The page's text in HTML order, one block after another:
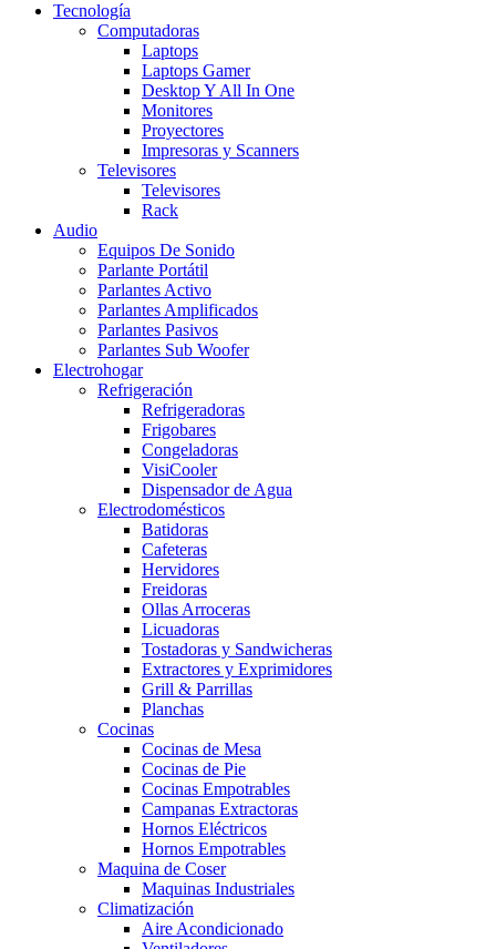
Tecnología
Computadoras
Laptops
Laptops Gamer
Desktop Y All In One
Monitores
Proyectores
Impresoras y Scanners
Televisores
Televisores
Rack
Audio
Equipos De Sonido
Parlante Portátil
Parlantes Activo
Parlantes Amplificados
Parlantes Pasivos
Parlantes Sub Woofer
Electrohogar
Refrigeración
Refrigeradoras
Frigobares
Congeladoras
VisiCooler
Dispensador de Agua
Electrodomésticos
Batidoras
Cafeteras
Hervidores
Freidoras
Ollas Arroceras
Licuadoras
Tostadoras y Sandwicheras
Extractores y Exprimidores
Grill & Parrillas
Planchas
Cocinas
Cocinas de Mesa
Cocinas de Pie
Cocinas Empotrables
Campanas Extractoras
Hornos Eléctricos
Hornos Empotrables
Maquina de Coser
Maquinas Industriales
Climatización
Aire Acondicionado